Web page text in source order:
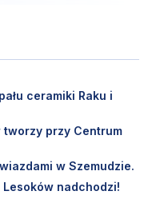
ceramiki Raku i
przy Centrum
w Szemudzie.
Lesoków nadchodzi!